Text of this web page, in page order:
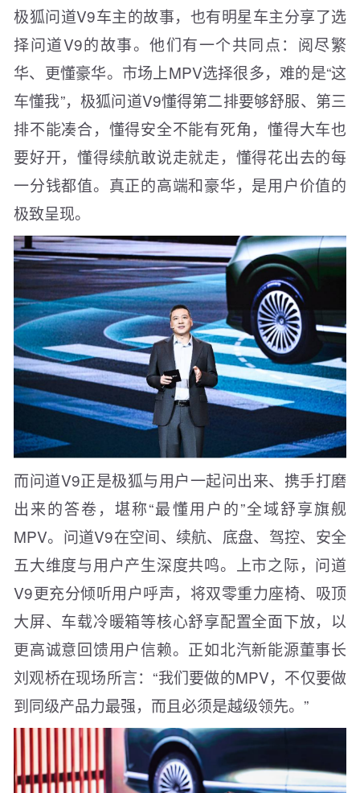
极狐问道V9车主的故事，也有明星车主分享了选
择问道V9的故事。他们有一个共同点：阅尽繁
华、更懂豪华。市场上MPV选择很多，难的是“这
车懂我”，极狐问道V9懂得第二排要够舒服、第三
排不能凑合，懂得安全不能有死角，懂得大车也
要好开，懂得续航敢说走就走，懂得花出去的每
一分钱都值。真正的高端和豪华，是用户价值的
极致呈现。
而问道V9正是极狐与用户一起问出来、携手打磨
出来的答卷，堪称“最懂用户的”全域舒享旗舰
MPV。问道V9在空间、续航、底盘、驾控、安全
五大维度与用户产生深度共鸣。上市之际，问道
V9更充分倾听用户呼声，将双零重力座椅、吸顶
大屏、车载冷暖箱等核心舒享配置全面下放，以
更高诚意回馈用户信赖。正如北汽新能源董事长
刘观桥在现场所言：“我们要做的MPV，不仅要做
到同级产品力最强，而且必须是越级领先。”